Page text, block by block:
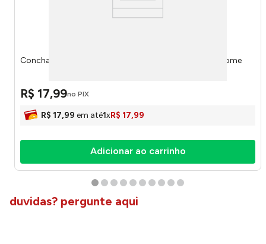
Concha Ideal Inox 24x7,5x0,2cm LM3310IDE - honeyhome
R$ 17,99no PIX
R$ 17,99 em até1xR$ 17,99
Adicionar ao carrinho
duvidas? pergunte aqui